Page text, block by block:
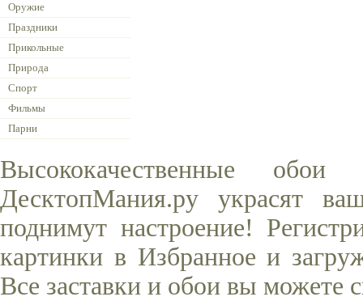
Оружие
Праздники
Прикольные
Природа
Спорт
Фильмы
Парни
Высококачественные
ДесктопМания.ру украсят
поднимут настроение!
картинки в Избранное и
Все заставки и обои вы можете